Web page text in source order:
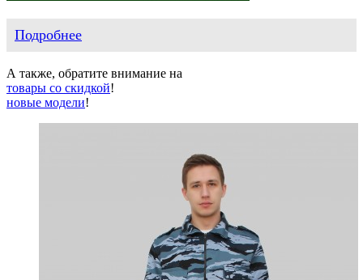
Подробнее
А также, обратите внимание на
товары со скидкой!
новые модели!